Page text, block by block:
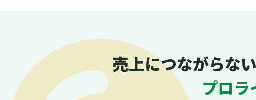
売上につながらな
プロラ